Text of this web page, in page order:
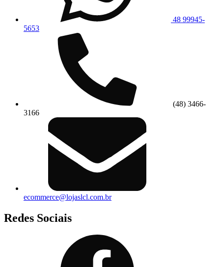
48 99945-
5653
(48) 3466-
3166
ecommerce@lojaslcl.com.br
Redes Sociais